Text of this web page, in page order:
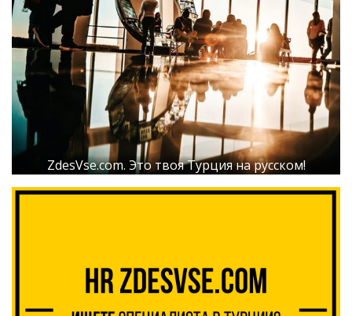
ZdesVse.com. Это твоя Турция на русском!